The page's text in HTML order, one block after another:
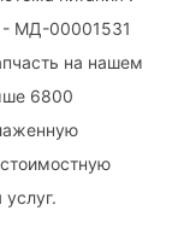
- МД-00001531
на нашем
6800